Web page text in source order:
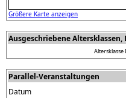
Größere Karte anzeigen
Ausgeschriebene
Altersklasse
Parallel-Veranstaltungen
Datum